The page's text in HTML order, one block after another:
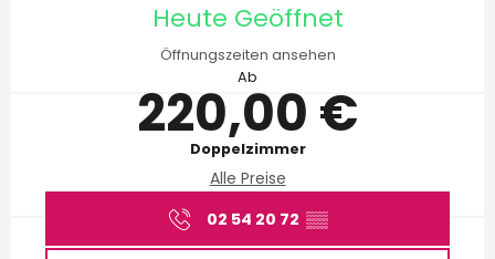
Heute Geöffnet
Öffnungszeiten ansehen
Ab
220,00 €
Doppelzimmer
Alle Preise
02 54 20 72 ▒▒